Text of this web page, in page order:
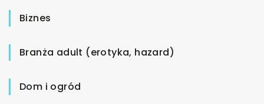
Biznes
Branża adult (erotyka, hazard)
Dom i ogród